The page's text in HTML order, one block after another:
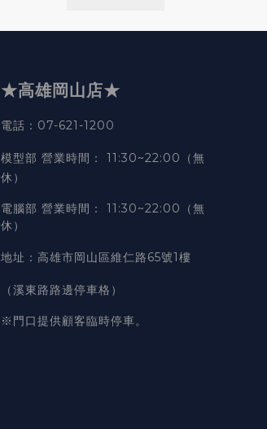
★高雄岡山店★
電話：07-621-1200
模型部 營業時間 ：
11:30~22:00（無
休）
電腦部 營業時間 ：
11:30~22:00（無
休）
地址 ： 高雄市岡山區維仁路65號1樓
（溪東路路邊停車格）
※門口提供顧客臨時停車。